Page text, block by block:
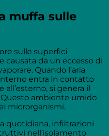
muffa sulle
sulle superfici
causata da un eccesso di
Quando l’aria
entra in contatto
si genera il
ambiente umido
microrganismi.
quotidiana, infiltrazioni
nell’isolamento